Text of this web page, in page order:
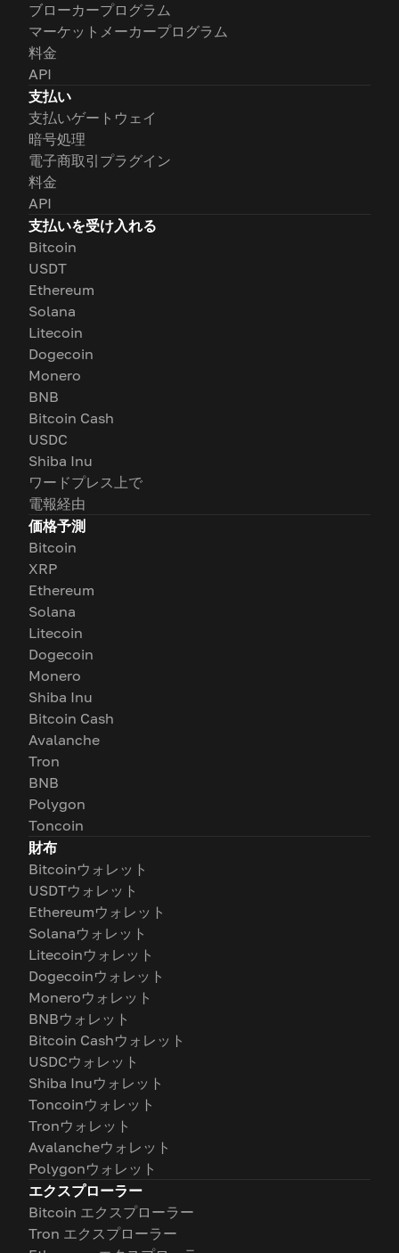
ブローカープログラム
マーケットメーカープログラム
料金
API
支払い
支払いゲートウェイ
暗号処理
電子商取引プラグイン
料金
API
支払いを受け入れる
Bitcoin
USDT
Ethereum
Solana
Litecoin
Dogecoin
Monero
BNB
Bitcoin Cash
USDC
Shiba Inu
ワードプレス上で
電報経由
価格予測
Bitcoin
XRP
Ethereum
Solana
Litecoin
Dogecoin
Monero
Shiba Inu
Bitcoin Cash
Avalanche
Tron
BNB
Polygon
Toncoin
財布
Bitcoinウォレット
USDTウォレット
Ethereumウォレット
Solanaウォレット
Litecoinウォレット
Dogecoinウォレット
Moneroウォレット
BNBウォレット
Bitcoin Cashウォレット
USDCウォレット
Shiba Inuウォレット
Toncoinウォレット
Tronウォレット
Avalancheウォレット
Polygonウォレット
エクスプローラー
Bitcoin エクスプローラー
Tron エクスプローラー